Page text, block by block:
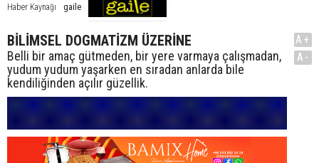
Haber Kaynağı gaile
BİLİMSEL DOGMATİZM ÜZERİNE
Belli bir amaç gütmeden, bir yere varmaya çalışmadan,
yudum yudum yaşarken en sıradan anlarda bile
kendiliğinden açılır güzellik.
A+
A-